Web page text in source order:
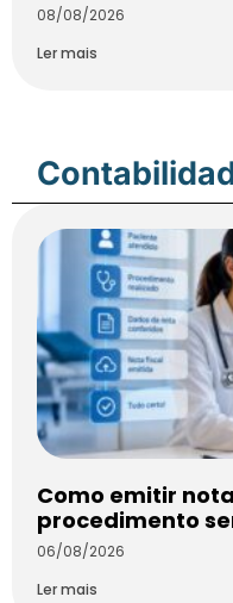
08/08/2026
Ler mais
Como emitir
procedimento
06/08/2026
Ler mais